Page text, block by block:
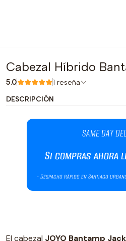
Cabezal Híbrido
5.0 1 reseña
DESCRIPCIÓN
El cabezal JOYO Bantamp